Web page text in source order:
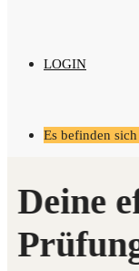
LOGIN
Es befinden